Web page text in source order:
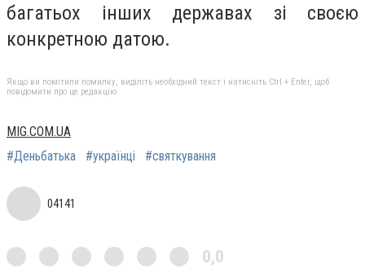
багатьох інших державах зі своєю
конкретною датою.
Якщо ви помітили помилку, виділіть необхідний текст і натисніть Ctrl + Enter, щоб
повідомити про це редакцію
MIG.COM.UA
#Деньбатька
#українці #святкування
04141
0,0